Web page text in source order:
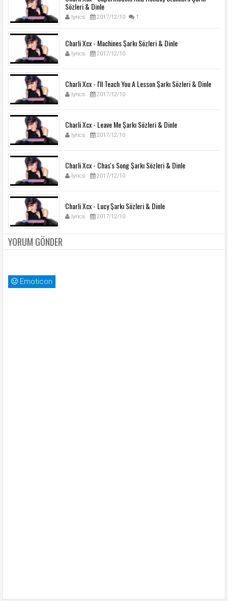
Sözleri & Dinle
lyrics 2017/12/10 1
Charli Xcx - Machines Şarkı Sözleri & Dinle
lyrics 2017/12/10
Charli Xcx - I'll Teach You A Lesson Şarkı Sözleri & Dinle
lyrics 2017/12/10
Charli Xcx - Leave Me Şarkı Sözleri & Dinle
lyrics 2017/12/10
Charli Xcx - Chas's Song Şarkı Sözleri & Dinle
lyrics 2017/12/10
Charli Xcx - Lucy Şarkı Sözleri & Dinle
lyrics 2017/12/10
YORUM GÖNDER
Emoticon